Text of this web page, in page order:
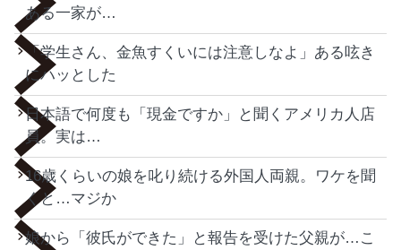
ある一家が…
「学生さん、金魚すくいには注意しなよ」ある呟き
にハッとした
日本語で何度も「現金ですか」と聞くアメリカ人店
員。実は…
16歳くらいの娘を叱り続ける外国人両親。ワケを聞
くと…マジか
娘から「彼氏ができた」と報告を受けた父親が…こ